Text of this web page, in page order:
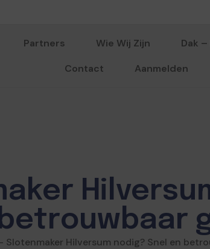
Partners Wie Wij Zijn
Dak
Contact
Aanmelden
Slotenmaker Hilversum nodig? Snel en